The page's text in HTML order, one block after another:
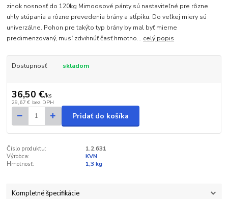
zinok nosnosť do 120kg Mimoosové pánty sú nastaviteľné pre rôzne
uhly stúpania a rôzne prevedenia brány a stĺpiku. Do veľkej miery sú
univerzálne. Pohon pre takýto typ brány by mal byť mierne
predimenzovaný, musí zdvihnúť časť hmotno... celý popis
Dostupnosť skladom
36,50 €/ks
29,67 € bez DPH
Pridať do košíka
Číslo produktu:
1.2.631
Výrobca:
KVN
Hmotnosť:
1,3 kg
Kompletné špecifikácie